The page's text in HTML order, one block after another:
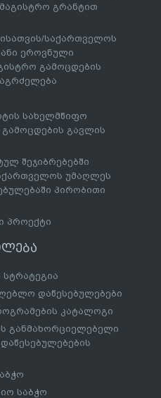
გრანტით
საქართველოს
ეროვნული
გამოცდების
სახელმწიფო
გავლის
შეჯიბრებებში
უმაღლეს
პირობითი
პროექტი
დაწესებულებები
კატალოგი
განმახორციელებელი
საბჭო